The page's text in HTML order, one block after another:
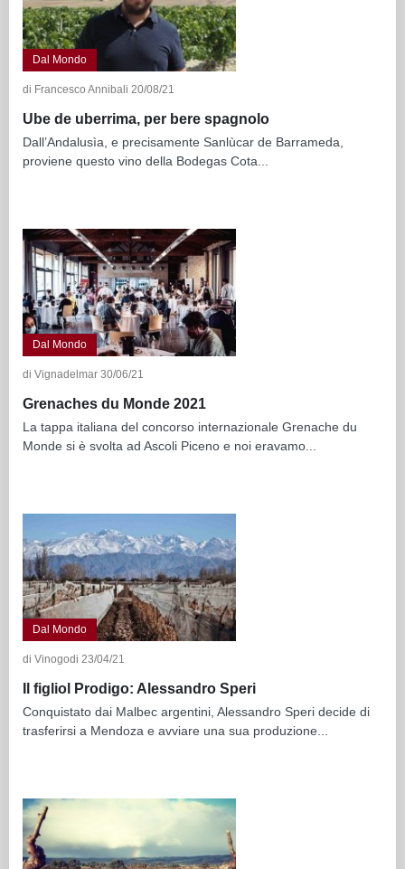
Dal Mondo
di Francesco Annibali 20/08/21
Ube de uberrima, per bere spagnolo
Dall’Andalusìa, e precisamente Sanlùcar de Barrameda,
proviene questo vino della Bodegas Cota...
Dal Mondo
di Vignadelmar 30/06/21
Grenaches du Monde 2021
La tappa italiana del concorso internazionale Grenache du
Monde si è svolta ad Ascoli Piceno e noi eravamo...
Dal Mondo
di Vinogodi 23/04/21
Il figliol Prodigo: Alessandro Speri
Conquistato dai Malbec argentini, Alessandro Speri decide di
trasferirsi a Mendoza e avviare una sua produzione...